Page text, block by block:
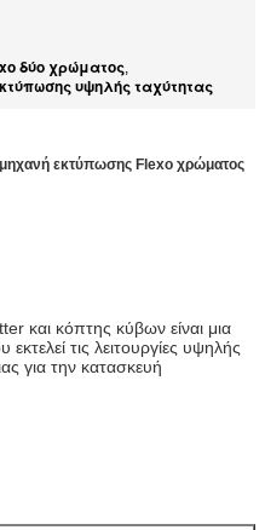
δύο χρώματος,
υψηλής ταχύτητας
εκτύπωσης Flexo χρώματος
και κόπτης κύβων είναι μια
τις λειτουργίες υψηλής
για την κατασκευή